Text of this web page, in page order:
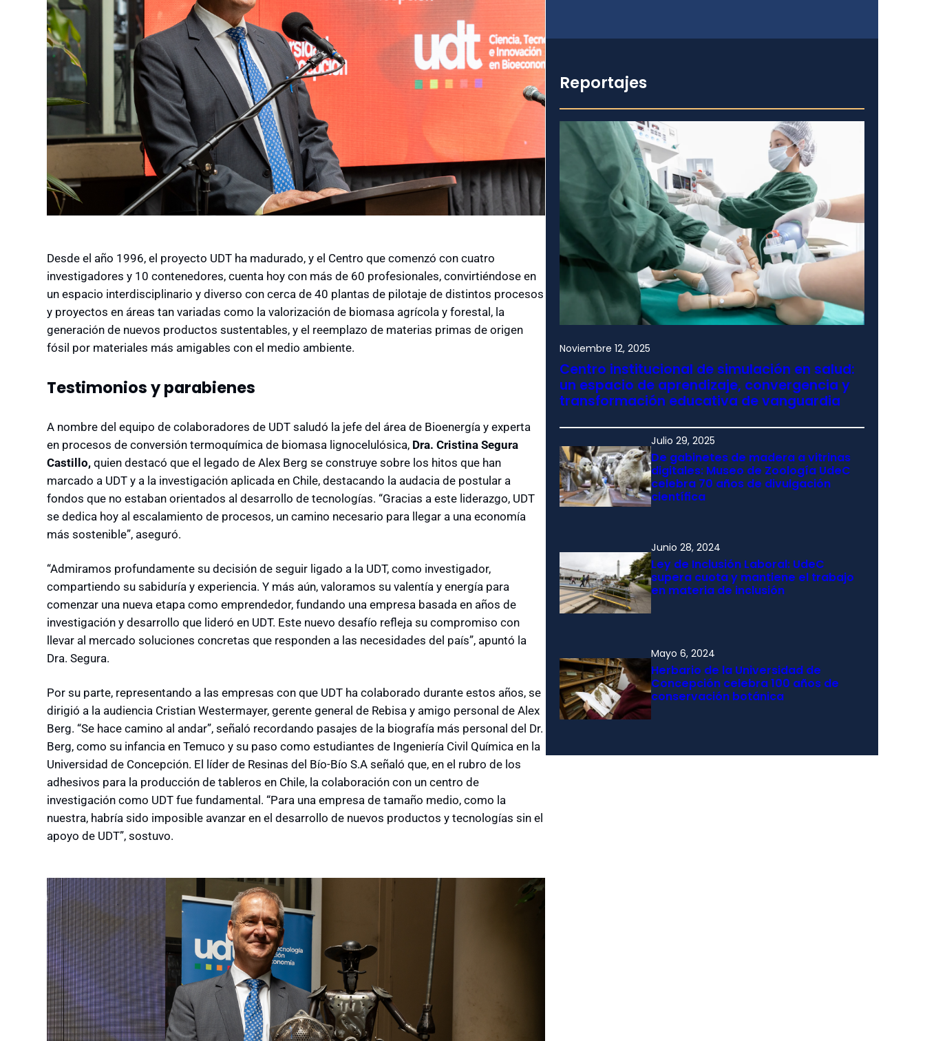
Desde el año 1996, el proyecto UDT ha madurado, y el Centro que comenzó con cuatro
investigadores y 10 contenedores, cuenta hoy con más de 60 profesionales, convirtiéndose en
un espacio interdisciplinario y diverso con cerca de 40 plantas de pilotaje de distintos procesos
y proyectos en áreas tan variadas como la valorización de biomasa agrícola y forestal, la
generación de nuevos productos sustentables, y el reemplazo de materias primas de origen
fósil por materiales más amigables con el medio ambiente.
Testimonios y parabienes
A nombre del equipo de colaboradores de UDT saludó la jefe del área de Bioenergía y experta
en procesos de conversión termoquímica de biomasa lignocelulósica, Dra. Cristina Segura
Castillo, quien destacó que el legado de Alex Berg se construye sobre los hitos que han
marcado a UDT y a la investigación aplicada en Chile, destacando la audacia de postular a
fondos que no estaban orientados al desarrollo de tecnologías. “Gracias a este liderazgo, UDT
se dedica hoy al escalamiento de procesos, un camino necesario para llegar a una economía
más sostenible”, aseguró.
“Admiramos profundamente su decisión de seguir ligado a la UDT, como investigador,
compartiendo su sabiduría y experiencia. Y más aún, valoramos su valentía y energía para
comenzar una nueva etapa como emprendedor, fundando una empresa basada en años de
investigación y desarrollo que lideró en UDT. Este nuevo desafío refleja su compromiso con
llevar al mercado soluciones concretas que responden a las necesidades del país”, apuntó la
Dra. Segura.
Por su parte, representando a las empresas con que UDT ha colaborado durante estos años, se
dirigió a la audiencia Cristian Westermayer, gerente general de Rebisa y amigo personal de Alex
Berg. “Se hace camino al andar”, señaló recordando pasajes de la biografía más personal del Dr.
Berg, como su infancia en Temuco y su paso como estudiantes de Ingeniería Civil Química en la
Universidad de Concepción. El líder de Resinas del Bío-Bío S.A señaló que, en el rubro de los
adhesivos para la producción de tableros en Chile, la colaboración con un centro de
investigación como UDT fue fundamental. “Para una empresa de tamaño medio, como la
nuestra, habría sido imposible avanzar en el desarrollo de nuevos productos y tecnologías sin el
apoyo de UDT”, sostuvo.
Reportajes
Noviembre 12, 2025
Centro institucional de simulación en salud:
un espacio de aprendizaje, convergencia y
transformación educativa de vanguardia
Julio 29, 2025
De gabinetes de madera a vitrinas
digitales: Museo de Zoología UdeC
celebra 70 años de divulgación
científica
Junio 28, 2024
Ley de Inclusión Laboral: UdeC
supera cuota y mantiene el trabajo
en materia de inclusión
Mayo 6, 2024
Herbario de la Universidad de
Concepción celebra 100 años de
conservación botánica